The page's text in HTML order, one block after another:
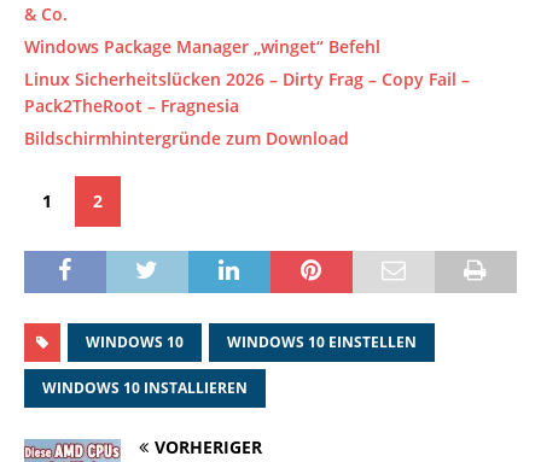
& Co.
Windows Package Manager „winget“ Befehl
Linux Sicherheitslücken 2026 – Dirty Frag – Copy Fail –
Pack2TheRoot – Fragnesia
Bildschirmhintergründe zum Download
1 2
WINDOWS 10 WINDOWS 10 EINSTELLEN
WINDOWS 10 INSTALLIEREN
VORHERIGER